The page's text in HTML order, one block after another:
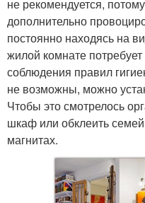
не рекомендуется,
дополнительно
постоянно находясь на
жилой комнате
соблюдения правил
не возможны, можно
Чтобы это смотрелось
шкаф или обклеить
магнитах.